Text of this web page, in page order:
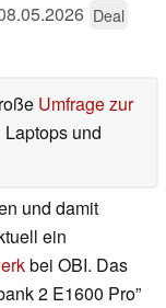
Deal
Umfrage zur
und
und damit
ein
bei OBI. Das
2 E1600 Pro”